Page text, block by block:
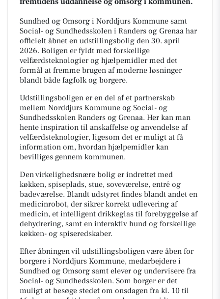
Sundhed og Omsorg i Norddjurs Kommune samt
Social- og Sundhedsskolen i Randers og Grenaa har
officielt åbnet en udstillingsbolig den 30. april
2026. Boligen er fyldt med forskellige
velfærdsteknologier og hjælpemidler med det
formål at fremme brugen af moderne løsninger
blandt både fagfolk og borgere.
Udstillingsboligen er en del af et partnerskab
mellem Norddjurs Kommune og Social- og
Sundhedsskolen Randers og Grenaa. Her kan man
hente inspiration til anskaffelse og anvendelse af
velfærdsteknologier, ligesom det er muligt at få
information om, hvordan hjælpemidler kan
bevilliges gennem kommunen.
Den virkelighedsnære bolig er indrettet med
køkken, spiseplads, stue, soveværelse, entré og
badeværelse. Blandt udstyret findes blandt andet en
medicinrobot, der sikrer korrekt udlevering af
medicin, et intelligent drikkeglas til forebyggelse af
dehydrering, samt en interaktiv hund og forskellige
køkken- og spiseredskaber.
Efter åbningen vil udstillingsboligen være åben for
borgere i Norddjurs Kommune, medarbejdere i
Sundhed og Omsorg samt elever og undervisere fra
Social- og Sundhedsskolen. Som borger er det
muligt at besøge stedet om onsdagen fra kl. 10 til